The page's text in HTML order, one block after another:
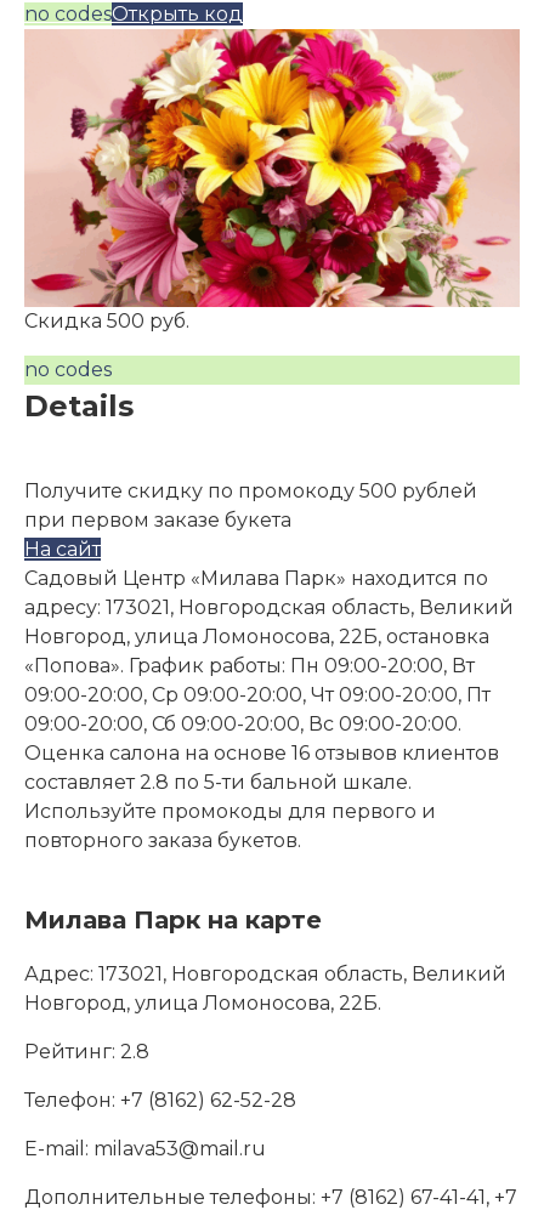
no codesОткрыть код
Скидка 500 руб.
no codes
Details
Получите скидку по промокоду 500 рублей
при первом заказе букета
На сайт
Садовый Центр «Милава Парк» находится по
адресу: 173021, Новгородская область, Великий
Новгород, улица Ломоносова, 22Б, остановка
«Попова». График работы: Пн 09:00-20:00, Вт
09:00-20:00, Ср 09:00-20:00, Чт 09:00-20:00, Пт
09:00-20:00, Сб 09:00-20:00, Вс 09:00-20:00.
Оценка салона на основе 16 отзывов клиентов
составляет 2.8 по 5-ти бальной шкале.
Используйте промокоды для первого и
повторного заказа букетов.
Милава Парк на карте
Адрес: 173021, Новгородская область, Великий
Новгород, улица Ломоносова, 22Б.
Рейтинг: 2.8
Телефон: +7 (8162) 62-52-28
E-mail: milava53@mail.ru
Дополнительные телефоны: +7 (8162) 67-41-41, +7